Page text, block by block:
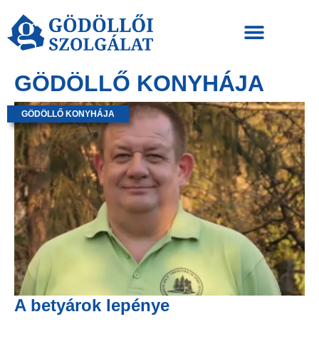
GÖDÖLLŐ KONYHÁJA
A betyárok lepénye
GÖDÖLLŐ KONYHÁJA